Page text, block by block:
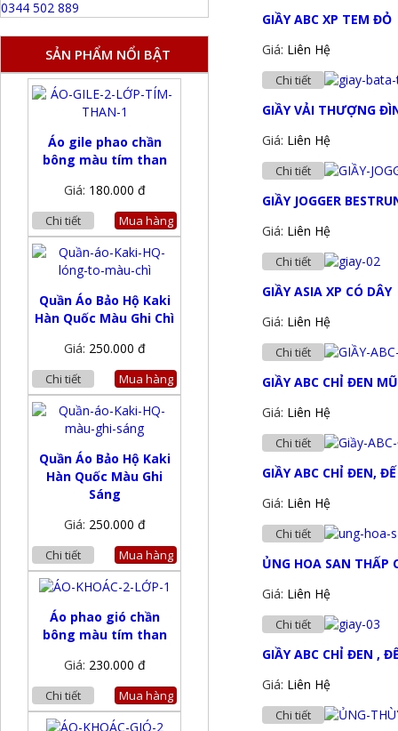
GIẦY ABC XP TEM ĐỎ
Giá: Liên Hệ
Chi tiết
GIẦY VẢI THƯỢNG
Giá: Liên Hệ
Chi tiết
GIẦY JOGGER
Giá: Liên Hệ
Chi tiết
GIẦY ASIA XP CÓ DÂY
Giá: Liên Hệ
Chi tiết
GIẦY ABC CHỈ ĐEN
Giá: Liên Hệ
Chi tiết
GIẦY ABC CHỈ ĐEN,
Giá: Liên Hệ
Chi tiết
ỦNG HOA SAN THẤP
Giá: Liên Hệ
Chi tiết
GIẦY ABC CHỈ ĐEN ,
Giá: Liên Hệ
Chi tiết
0344 502 889
SẢN PHẨM NỔI BẬT
Áo gile phao chần
bông màu tím than
Giá: 180.000 đ
Chi tiết Mua hàng
Quần Áo Bảo Hộ Kaki
Hàn Quốc Màu Ghi Chì
Giá: 250.000 đ
Chi tiết Mua hàng
Quần Áo Bảo Hộ Kaki
Hàn Quốc Màu Ghi
Sáng
Giá: 250.000 đ
Chi tiết Mua hàng
Áo phao gió chần
bông màu tím than
Giá: 230.000 đ
Chi tiết Mua hàng